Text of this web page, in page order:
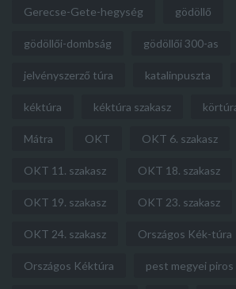
Gerecse-Gete-hegység gödöllő
gödöllői-dombság gödöllői 300-as
jelvényszerző túra katalinpuszta
kéktúra kéktúra szakasz
Mátra OKT OKT 6. szakasz
OKT 11. szakasz OKT 18. szakasz
OKT 19. szakasz OKT 23. szakasz
OKT 24. szakasz Országos Kék-túra
Országos Kéktúra pest megyei piros